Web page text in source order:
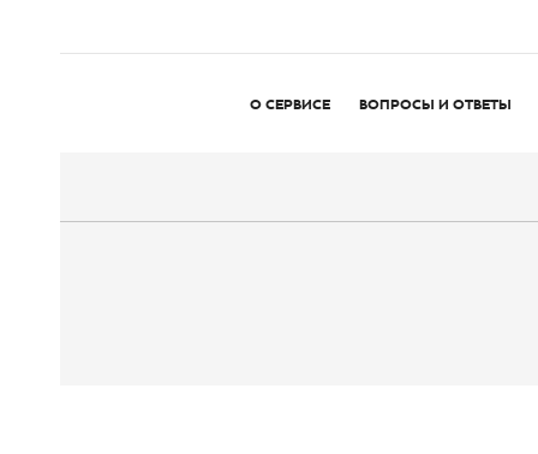
О СЕРВИСЕ ВОПРОСЫ И ОТВЕТЫ